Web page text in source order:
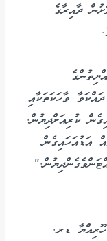
ދާއިރާގެ
ވާހަކަތަކާއި
ކުރިއަށްދިޔުން.
އަޑުއަހައިގެން
ޑރ.